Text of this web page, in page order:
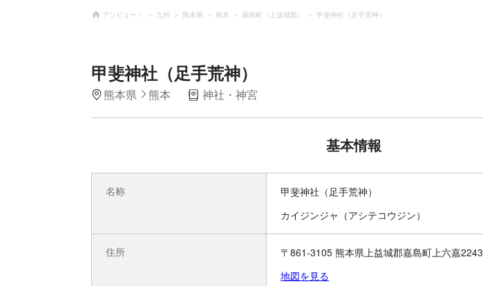
アソビュー！ 九州 熊本県 熊本 嘉島町（上益城郡） 甲斐神社（足手荒神）
甲斐神社（足手荒神）
熊本県 熊本 神社・神宮
基本情報
名称
甲斐神社（足手荒神）
カイジンジャ（アシテコウジン）
住所
〒861-3105 熊本県上益城郡嘉島町上六嘉2243
地図を見る